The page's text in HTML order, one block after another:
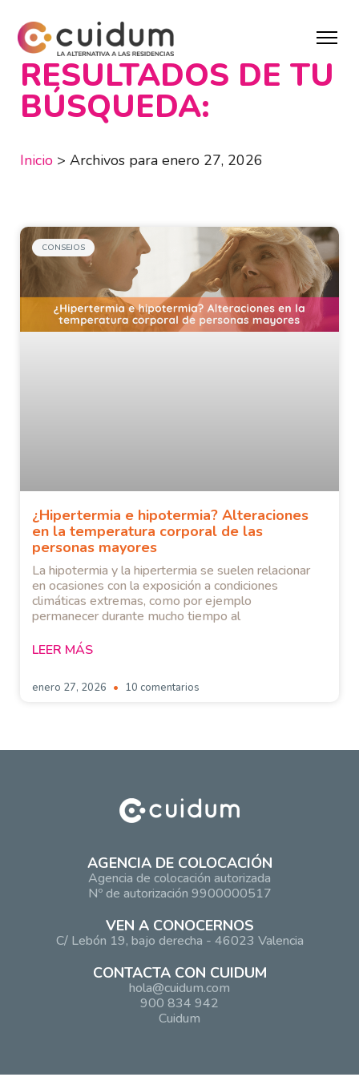
RESULTADOS DE TU
BÚSQUEDA:
Inicio > Archivos para enero 27, 2026
CONSEJOS
¿Hipertermia e hipotermia? Alteraciones
en la temperatura corporal de las
personas mayores
La hipotermia y la hipertermia se suelen relacionar
en ocasiones con la exposición a condiciones
climáticas extremas, como por ejemplo
permanecer durante mucho tiempo al
LEER MÁS
enero 27, 2026 10 comentarios
AGENCIA DE COLOCACIÓN
Agencia de colocación autorizada
Nº de autorización 9900000517
VEN A CONOCERNOS
C/ Lebón 19, bajo derecha - 46023 Valencia
CONTACTA CON CUIDUM
hola@cuidum.com
900 834 942
Cuidum